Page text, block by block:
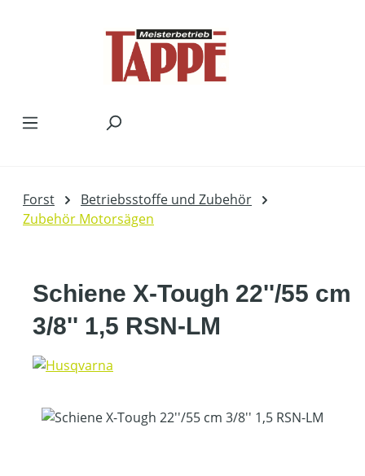
Forst
Betriebsstoffe und Zubehör
Zubehör Motorsägen
Schiene X-Tough 22''/55 cm
3/8'' 1,5 RSN-LM
Bildergalerie überspringen